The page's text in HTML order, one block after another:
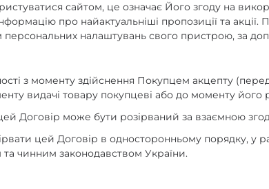
сайтом, це означає Його згоду на
про найактуальніші пропозиції та
налаштувань свого пристрою, за
з моменту здійснення Покупцем акцепту
видачі товару покупцеві або до моменту його
цей Договір може бути розірваний за взаємною
цей Договір в односторонньому порядку, у
чинним законодавством України.